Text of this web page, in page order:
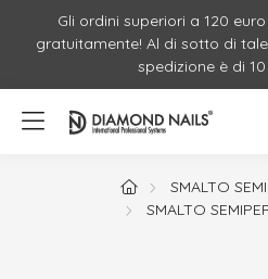
Gli ordini superiori a 120
gratuitamente! Al di sotto di
spedizione è di
SMALTO
SMALTO